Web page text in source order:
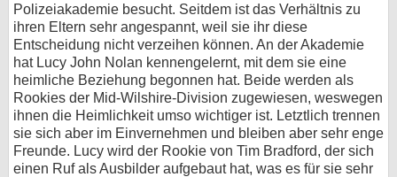
Polizeiakademie besucht. Seitdem ist das Verhältnis zu
ihren Eltern sehr angespannt, weil sie ihr diese
Entscheidung nicht verzeihen können. An der Akademie
hat Lucy John Nolan kennengelernt, mit dem sie eine
heimliche Beziehung begonnen hat. Beide werden als
Rookies der Mid-Wilshire-Division zugewiesen, weswegen
ihnen die Heimlichkeit umso wichtiger ist. Letztlich trennen
sie sich aber im Einvernehmen und bleiben aber sehr enge
Freunde. Lucy wird der Rookie von Tim Bradford, der sich
einen Ruf als Ausbilder aufgebaut hat, was es für sie sehr